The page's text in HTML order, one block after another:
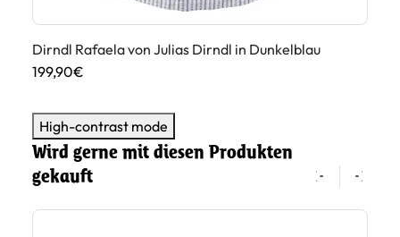
Dirndl Rafaela von Julias Dirndl in Dunkelblau
199,90€
High-contrast mode
Wird gerne mit diesen Produkten
gekauft